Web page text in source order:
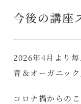
今後の講座
2026年4月より
育＆オーガニッ
コロナ禍からの